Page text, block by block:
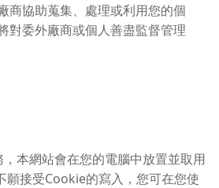
商協助蒐集、處理或利用您的個
對委外廠商或個人善盡監督管理
本網站會在您的電腦中放置並取用
願接受Cookie的寫入，您可在您使